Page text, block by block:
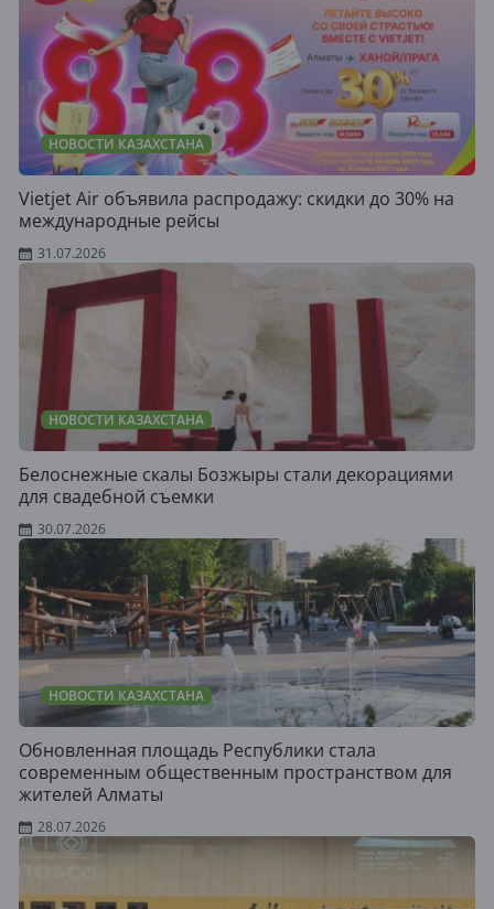
НОВОСТИ КАЗАХСТАНА
Vietjet Air объявила распродажу: скидки до 30% на
международные рейсы
31.07.2026
НОВОСТИ КАЗАХСТАНА
Белоснежные скалы Бозжыры стали декорациями
для свадебной съемки
30.07.2026
НОВОСТИ КАЗАХСТАНА
Обновленная площадь Республики стала
современным общественным пространством для
жителей Алматы
28.07.2026